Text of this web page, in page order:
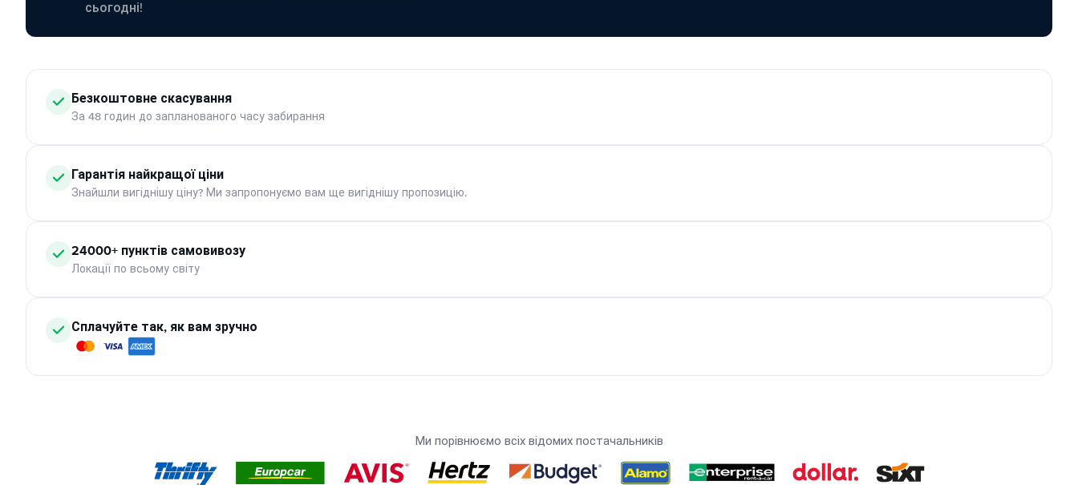
сьогодні!
Безкоштовне скасування
За 48 годин до запланованого часу забирання
Гарантія найкращої ціни
Знайшли вигіднішу ціну? Ми запропонуємо вам ще вигіднішу пропозицію.
24000+ пунктів самовивозу
Локації по всьому світу
Сплачуйте так, як вам зручно
Ми порівнюємо всіх відомих постачальників